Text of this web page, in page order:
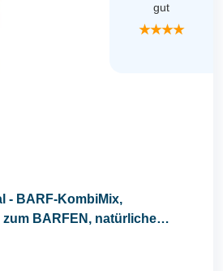
gut
★★★★
- BARF-KombiMix,
BARFEN, natürliche